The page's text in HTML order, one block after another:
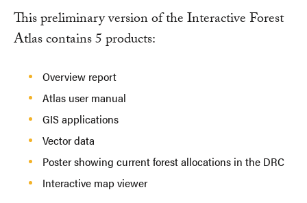
This preliminary version of the Interactive Forest
Atlas contains 5 products:
Overview report
Atlas user manual
GIS applications
Vector data
Poster showing current forest allocations in the DRC
Interactive map viewer